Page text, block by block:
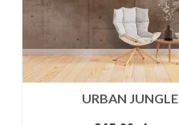
URBAN JUNGLE